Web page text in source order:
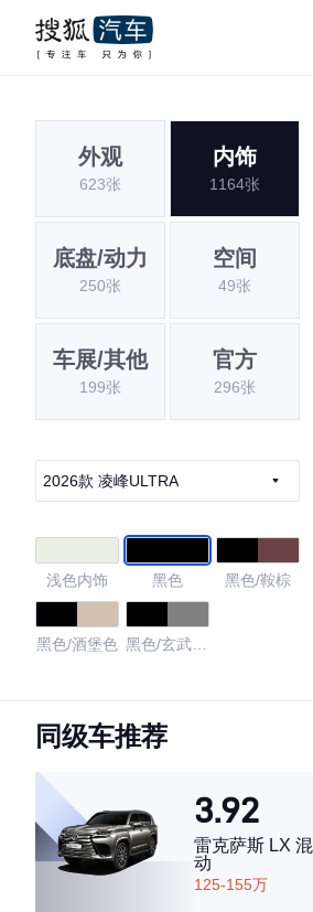
外观
623张
内饰
1164张
底盘/动力
250张
空间
49张
车展/其他
199张
官方
296张
2026款 凌峰ULTRA
浅色内饰 黑色 黑色/鞍棕
黑色/酒堡色 黑色/玄武灰
4.33
·外观表现较为优秀，优于85%同级车
·内饰表现一般，低于55%同级车
·空间表现一般，低于77%同级车
同级车推荐
3.92
雷克萨斯 LX 混
动
125-155万